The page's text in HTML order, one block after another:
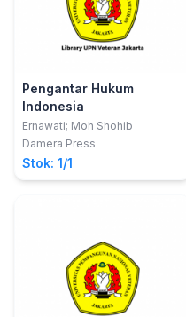
Pengantar Hukum
Indonesia
Ernawati; Moh Shohib
Damera Press
Stok: 1/1